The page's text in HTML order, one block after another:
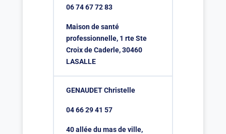
06 74 67 72 83
Maison de santé
professionnelle, 1 rte Ste
Croix de Caderle, 30460
LASALLE
GENAUDET Christelle
04 66 29 41 57
40 allée du mas de ville,